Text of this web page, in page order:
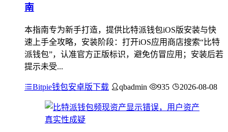
南
本指南专为新手打造，提供比特派钱包iOS版安装与快
速上手全攻略，安装阶段：打开iOS应用商店搜索“比特
派钱包”，认准官方正版标识，避免仿冒应用；安装后若
提示未受...
Bitpie钱包安卓版下载 qbadmin 935 2026-08-08